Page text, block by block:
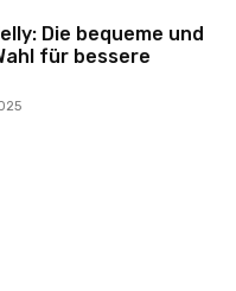
Die bequeme und
für bessere